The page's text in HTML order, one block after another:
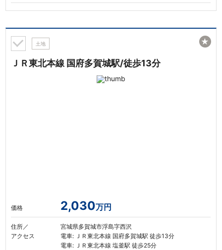
土地
ＪＲ東北本線 国府多賀城駅/徒歩13分
価格 2,030万円
住所／
アクセス
宮城県多賀城市浮島字西沢
電車: ＪＲ東北本線 国府多賀城駅 徒歩13分
電車: ＪＲ東北本線 塩釜駅 徒歩25分
★